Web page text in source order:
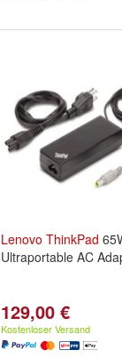
Lenovo ThinkPad
Ultraportable AC
129,00 €
Kostenloser Versand